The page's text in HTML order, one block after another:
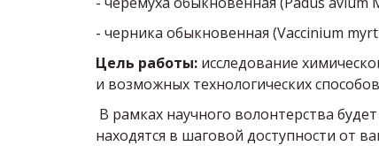
- черника обыкновенная (Vaccinium
Цель работы: исследование
и возможных технологических
В рамках научного волонтерства
находятся в шаговой доступности от